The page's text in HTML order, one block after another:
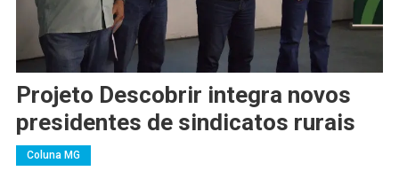
Projeto Descobrir integra novos
presidentes de sindicatos rurais
Coluna MG